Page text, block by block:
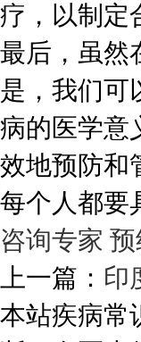
疗，以制定
最后，虽然
是，我们可
病的医学意
效地预防和
每个人都要
咨询专家 预
上一篇： 印
本站疾病常